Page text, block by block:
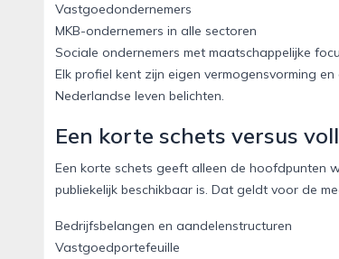
Vastgoedondernemers
MKB-ondernemers in alle sectoren
Sociale ondernemers met maatschappelijke
Elk profiel kent zijn eigen vermogensvorming
Nederlandse leven belichten.
Een korte schets versus
Een korte schets geeft alleen de hoofdpunten
publiekelijk beschikbaar is. Dat geldt voor de
Bedrijfsbelangen en aandelenstructuren
Vastgoedportefeuille